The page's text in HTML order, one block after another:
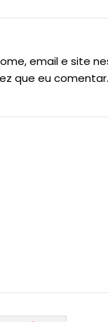
email e site
que eu comentar.